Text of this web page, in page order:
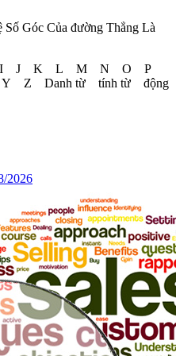
Góc Của đường Thẳng Là
J K L M N O P
từ tính từ động
2026